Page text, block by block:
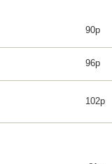
90p
96p
102p